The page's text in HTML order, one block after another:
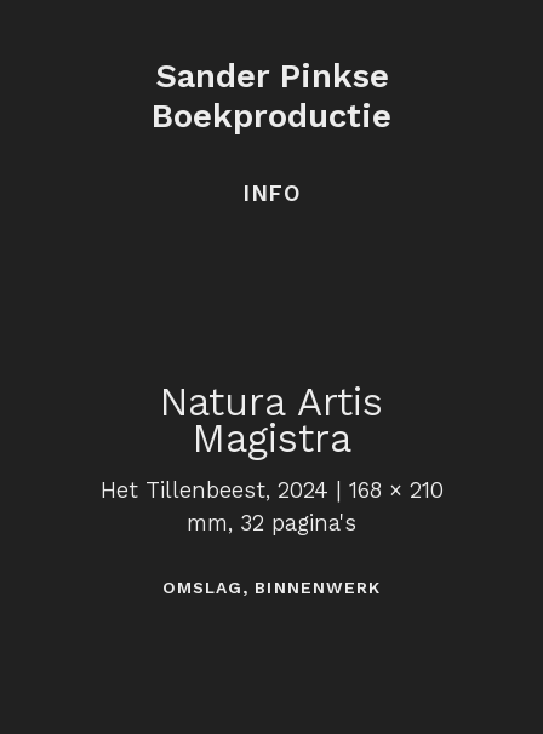
Sander Pinkse
Boekproductie
INFO
Natura Artis
Magistra
Het Tillenbeest, 2024 | 168 × 210
mm, 32 pagina's
OMSLAG, BINNENWERK